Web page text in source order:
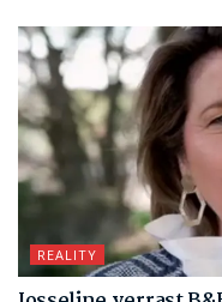
REALITY